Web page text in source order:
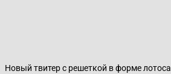
Новый твитер с решеткой в форме лотоса